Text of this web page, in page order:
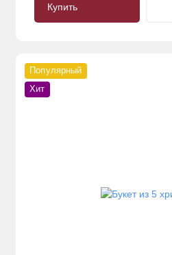
Купить
Популярный
Хит